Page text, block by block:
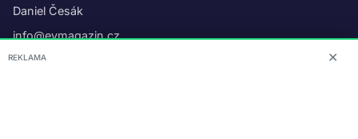
Daniel Česák
info@evmagazin.cz
O nás
REKLAMA ✕